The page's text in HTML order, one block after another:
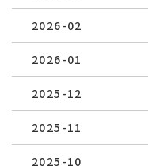
2026-02
2026-01
2025-12
2025-11
2025-10